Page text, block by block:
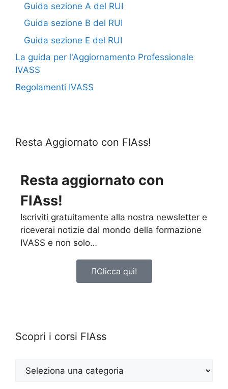
Guida sezione A del RUI
Guida sezione B del RUI
Guida sezione E del RUI
La guida per l'Aggiornamento Professionale
IVASS
Regolamenti IVASS
Resta Aggiornato con FIAss!
Resta aggiornato con
FIAss!
Iscriviti gratuitamente alla nostra newsletter e
riceverai notizie dal mondo della formazione
IVASS e non solo…
Clicca qui!
Scopri i corsi FIAss